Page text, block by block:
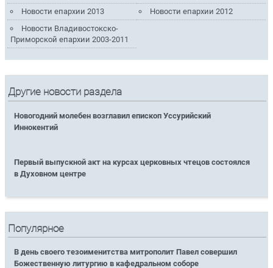
Новости епархии 2013
Новости епархии 2012
Новости Владивостокско-
Приморской епархии 2003-2011
Другие новости раздела
Новогодний молебен возглавил епископ Уссурийский
Иннокентий
Первый выпускной акт на курсах церковных чтецов состоялся
в Духовном центре
Популярное
В день своего тезоименитства митрополит Павел совершил
Божественную литургию в кафедральном соборе